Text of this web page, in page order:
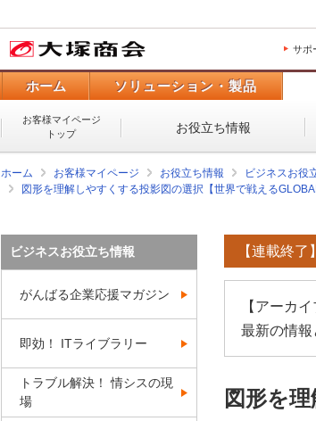
サポ
ホーム ソリューション・製品
お客様マイページ
トップ
お役立ち情報
ホーム お客様マイページ お役立ち情報 ビジネスお役
図形を理解しやすくする投影図の選択【世界で戦える
【連載終
【アーカ
最新の情報
図形を
ビジネスお役立ち情報
がんばる企業応援マガジン
即効！ ITライブラリー
トラブル解決！ 情シスの現
場